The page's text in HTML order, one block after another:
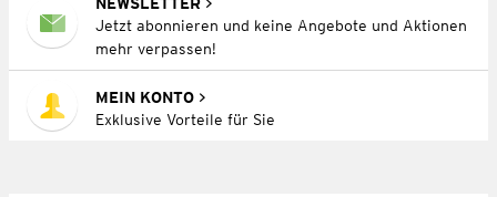
Jetzt abonnieren und keine Angebote und Aktionen
mehr verpassen!
MEIN KONTO
Exklusive Vorteile für Sie